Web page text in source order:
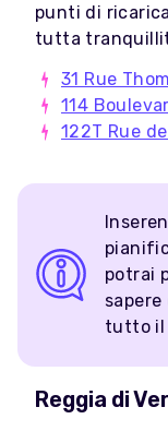
punti di
tutta
31 Rue
114
122T Rue
potrai
tutto il
Reggia di